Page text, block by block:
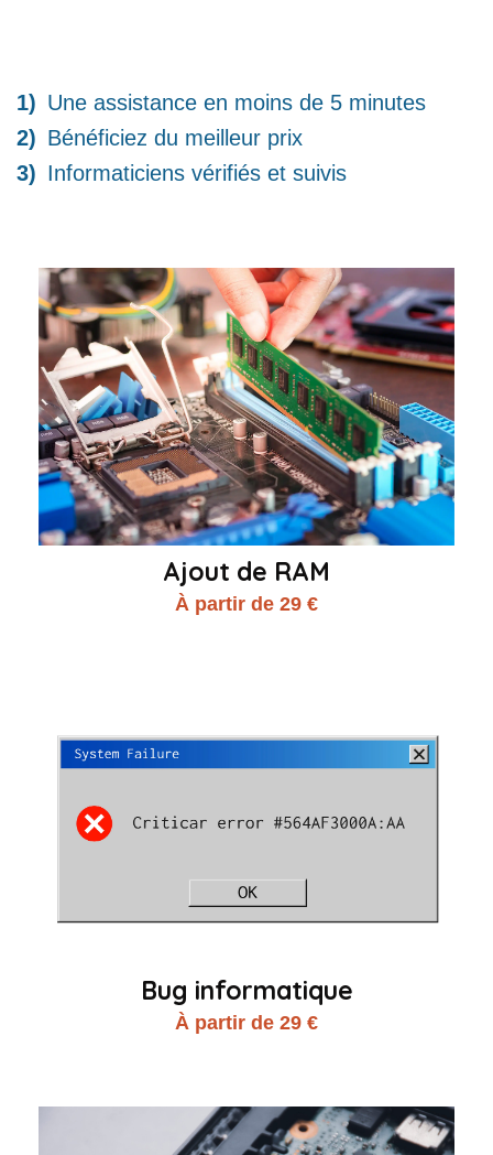
Une assistance en moins de 5 minutes
Bénéficiez du meilleur prix
Informaticiens vérifiés et suivis
Ajout de RAM
À partir de 29 €
Bug informatique
À partir de 29 €